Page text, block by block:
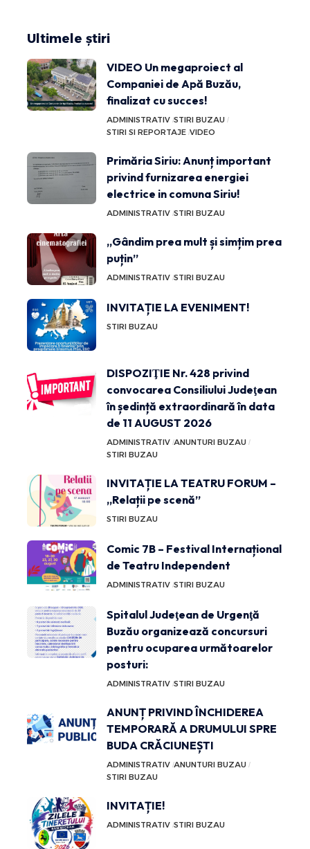
Ultimele știri
VIDEO Un megaproiect al
Companiei de Apă Buzău,
finalizat cu succes!
ADMINISTRATIV STIRI BUZAU
STIRI SI REPORTAJE VIDEO
Primăria Siriu: Anunț important
privind furnizarea energiei
electrice in comuna Siriu!
ADMINISTRATIV STIRI BUZAU
„Gândim prea mult și simțim prea
puțin”
ADMINISTRATIV STIRI BUZAU
INVITAȚIE LA EVENIMENT!
STIRI BUZAU
DISPOZIŢIE Nr. 428 privind
convocarea Consiliului Judeţean
în ședință extraordinară în data
de 11 AUGUST 2026
ADMINISTRATIV ANUNTURI BUZAU
STIRI BUZAU
INVITAȚIE LA TEATRU FORUM –
„Relații pe scenă”
STIRI BUZAU
Comic 7B – Festival Internațional
de Teatru Independent
ADMINISTRATIV STIRI BUZAU
Spitalul Judeţean de Urgenţă
Buzău organizează concursuri
pentru ocuparea următoarelor
posturi:
ADMINISTRATIV STIRI BUZAU
ANUNȚ PRIVIND ÎNCHIDEREA
TEMPORARĂ A DRUMULUI SPRE
BUDA CRĂCIUNEȘTI
ADMINISTRATIV ANUNTURI BUZAU
STIRI BUZAU
INVITAȚIE!
ADMINISTRATIV STIRI BUZAU